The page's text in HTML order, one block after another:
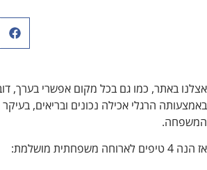
אצלנו באתר, כמו גם בכל מקום אפשרי בערך,
באמצעותה הרגלי אכילה נכונים ובריאים,
המשפחה.
אז הנה 4 טיפים לארוחה משפחתית מושלמת: